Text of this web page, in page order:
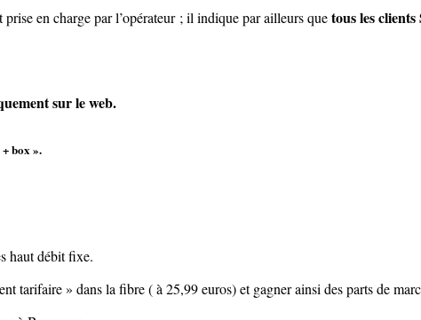
en charge par l’opérateur ; il indique par ailleurs quetous les
sur le web.
box ».
haut débit fixe.
tarifaire » dans la fibre ( à 25,99 euros) et gagner ainsi des parts de